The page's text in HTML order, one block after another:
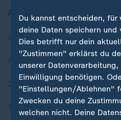
Aktuell bei ZDFheute
Zuletzt veröffentlicht
Aktuelle Sendungs-Videos
ZDFheute Stories
Themen im Überblick
Du kannst entscheiden, für
deine Daten speichern und
Dies betrifft nur dein
"Zustimmen" erklärst du
unserer
Einwilligung benötigen.
"Einstellungen/Ablehnen"
Zwecken du deine
welchen nicht. Deine